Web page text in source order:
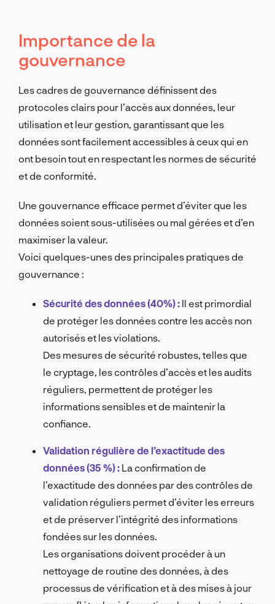
Importance de la
gouvernance
Les cadres de gouvernance définissent des
protocoles clairs pour l’accès aux données, leur
utilisation et leur gestion, garantissant que les
données sont facilement accessibles à ceux qui en
ont besoin tout en respectant les normes de sécurité
et de conformité.
Une gouvernance efficace permet d’éviter que les
données soient sous-utilisées ou mal gérées et d’en
maximiser la valeur.
Voici quelques-unes des principales pratiques de
gouvernance :
Sécurité des données (40%) : Il est primordial
de protéger les données contre les accès non
autorisés et les violations.
Des mesures de sécurité robustes, telles que
le cryptage, les contrôles d’accès et les audits
réguliers, permettent de protéger les
informations sensibles et de maintenir la
confiance.
Validation régulière de l’exactitude des
données (35 %) : La confirmation de
l’exactitude des données par des contrôles de
validation réguliers permet d’éviter les erreurs
et de préserver l’intégrité des informations
fondées sur les données.
Les organisations doivent procéder à un
nettoyage de routine des données, à des
processus de vérification et à des mises à jour